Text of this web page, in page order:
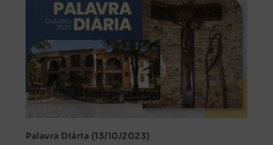
Palavra Diária (13/10/2023)